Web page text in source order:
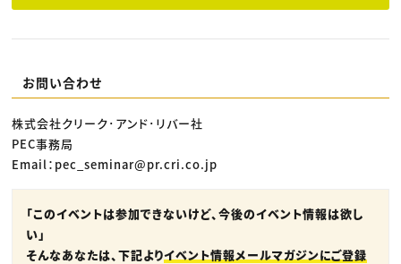
お問い合わせ
株式会社クリーク･アンド･リバー社
PEC事務局
Email：pec_seminar@pr.cri.co.jp
「このイベントは参加できないけど、今後のイベント情報は欲し
い」
そんなあなたは、下記よりイベント情報メールマガジンにご登録